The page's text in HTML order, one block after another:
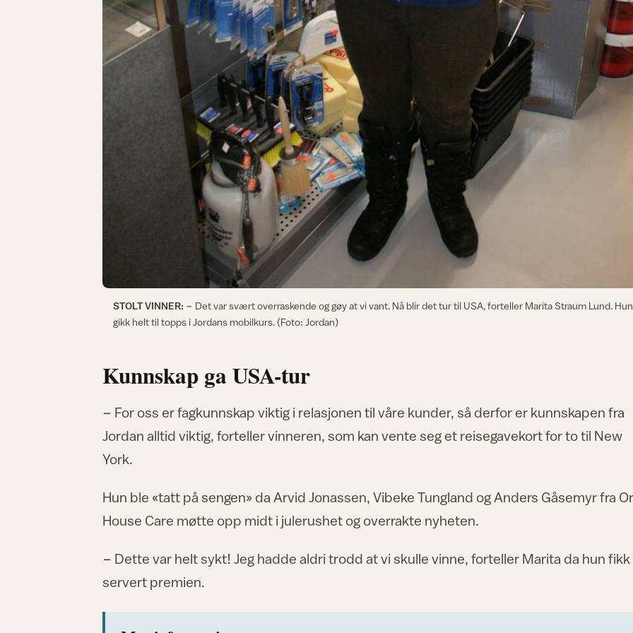
STOLT VINNER: − Det var svært overraskende og gøy at vi vant. Nå blir det tur til USA, forteller Marita Straum Lund. Hun
gikk helt til topps i Jordans mobilkurs. (Foto: Jordan)
Kunnskap ga USA-tur
− For oss er fagkunnskap viktig i relasjonen til våre kunder, så derfor er kunnskapen fra
Jordan alltid viktig, forteller vinneren, som kan vente seg et reisegavekort for to til New
York.
Hun ble «tatt på sengen» da Arvid Jonassen, Vibeke Tungland og Anders Gåsemyr fra
House Care møtte opp midt i julerushet og overrakte nyheten.
− Dette var helt sykt! Jeg hadde aldri trodd at vi skulle vinne, forteller Marita da hun fikk
servert premien.